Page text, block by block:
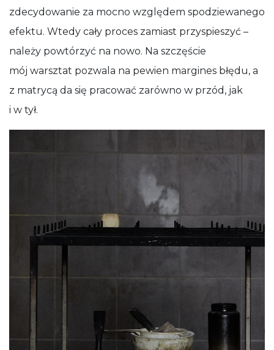
zdecydowanie za mocno względem spodziewanego
efektu. Wtedy cały proces zamiast przyspieszyć –
należy powtórzyć na nowo. Na szczęście
mój warsztat pozwala na pewien margines błędu, a
z matrycą da się pracować zarówno w przód, jak
i w tył.